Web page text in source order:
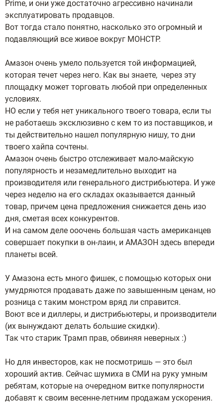
Prime, и они уже достаточно агрессивно начинали
эксплуатировать продавцов.
Вот тогда стало понятно, насколько это огромный и
подавляющий все живое вокруг МОНСТР.
Амазон очень умело пользуется той информацией,
которая течет через него. Как вы знаете, через эту
площадку может торговать любой при определенных
условиях.
НО если у тебя нет уникального твоего товара, если ты
не работаешь эксклюзивно с кем то из поставщиков, и
ты действительно нашел популярную нишу, то дни
твоего хайпа сочтены.
Амазон очень быстро отслеживает мало-майскую
популярность и незамедлительно выходит на
производителя или генерального дистрибьютера. И уже
через неделю на его складах оказывается данный
товар, причем цена предложения снижается день изо
дня, сметая всех конкурентов.
И на самом деле ооочень большая часть американцев
совершает покупки в он-лаин, и АМАЗОН здесь впереди
планеты всей.
У Амазона есть много фишек, с помощью которых они
умудряются продавать даже по завышенным ценам, но
розница с таким монстром вряд ли справится.
Воют все и диллеры, и дистрибьютеры, и производители
(их вынуждают делать большие скидки).
Так что старик Трамп прав, обвиняя неверных :)
Но для инвесторов, как не посмотришь — это был
хороший актив. Сейчас шумиха в СМИ на руку умным
ребятам, которые на очередном витке популярности
добавят к своим весенне-летним продажам ускорения.